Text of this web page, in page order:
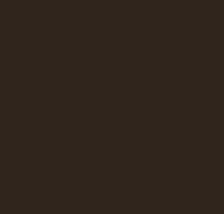
St-Raphaël/Fréjus